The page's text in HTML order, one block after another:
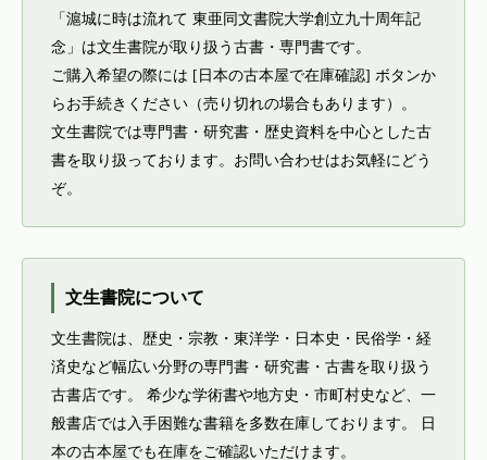
「滬城に時は流れて 東亜同文書院大学創立九十周年記
念」は文生書院が取り扱う古書・専門書です。
ご購入希望の際には [日本の古本屋で在庫確認] ボタンか
らお手続きください（売り切れの場合もあります）。
文生書院では専門書・研究書・歴史資料を中心とした古
書を取り扱っております。お問い合わせはお気軽にどう
ぞ。
文生書院について
文生書院は、歴史・宗教・東洋学・日本史・民俗学・経
済史など幅広い分野の専門書・研究書・古書を取り扱う
古書店です。 希少な学術書や地方史・市町村史など、一
般書店では入手困難な書籍を多数在庫しております。 日
本の古本屋でも在庫をご確認いただけます。